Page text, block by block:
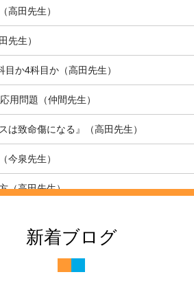
高田先生）
先生）
か4科目か（高田先生）
用問題（仲間先生）
は致命傷になる』（高田先生）
今泉先生）
（高田先生）
（今泉先生）
新着ブログ